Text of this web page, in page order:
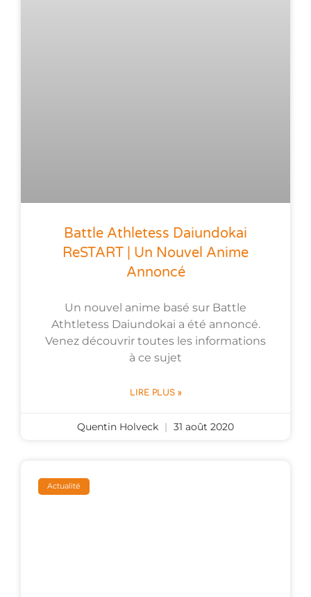
Battle Athletess Daiundokai
ReSTART | Un Nouvel Anime
Annoncé
Un nouvel anime basé sur Battle
Athtletess Daiundokai a été annoncé.
Venez découvrir toutes les informations
à ce sujet
LIRE PLUS »
Quentin Holveck 31 août 2020
Actualité